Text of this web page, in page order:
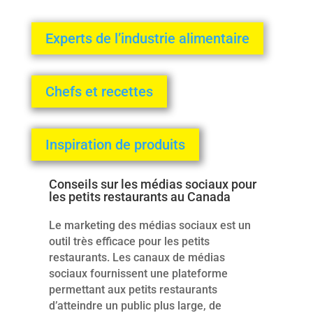
Experts de l’industrie alimentaire
Chefs et recettes
Inspiration de produits
Conseils sur les médias sociaux pour
les petits restaurants au Canada
Le marketing des médias sociaux est un
outil très efficace pour les petits
restaurants. Les canaux de médias
sociaux fournissent une plateforme
permettant aux petits restaurants
d’atteindre un public plus large, de